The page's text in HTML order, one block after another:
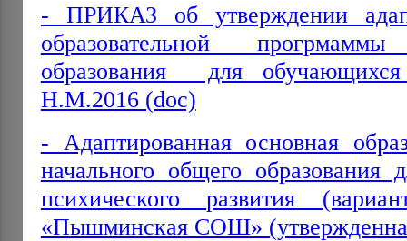
- ПРИКАЗ об утверждении
образовательной
образования для
Н.М.2016 (doc)
- Адаптированная основная
начального общего образования
психического развития
«Пышминская СОШ»